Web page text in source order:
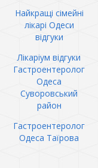
Найкращі сімейні
лікарі Одеси
відгуки
Лікаріум відгуки
Гастроентеролог
Одеса
Суворовський
район
Гастроентеролог
Одеса Таїрова